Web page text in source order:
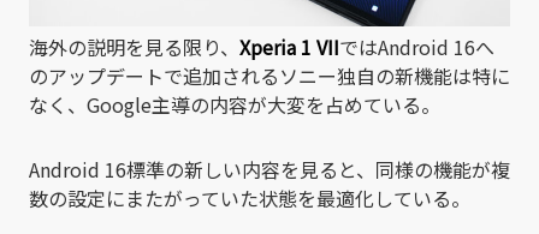
海外の説明を見る限り、 Xperia 1 VIIではAndroid 16へ
のアップデートで追加されるソニー独自の新機能は特に
なく、Google主導の内容が大変を占めている。
Android 16標準の新しい内容を見ると、同様の機能が複
数の設定にまたがっていた状態を最適化している。